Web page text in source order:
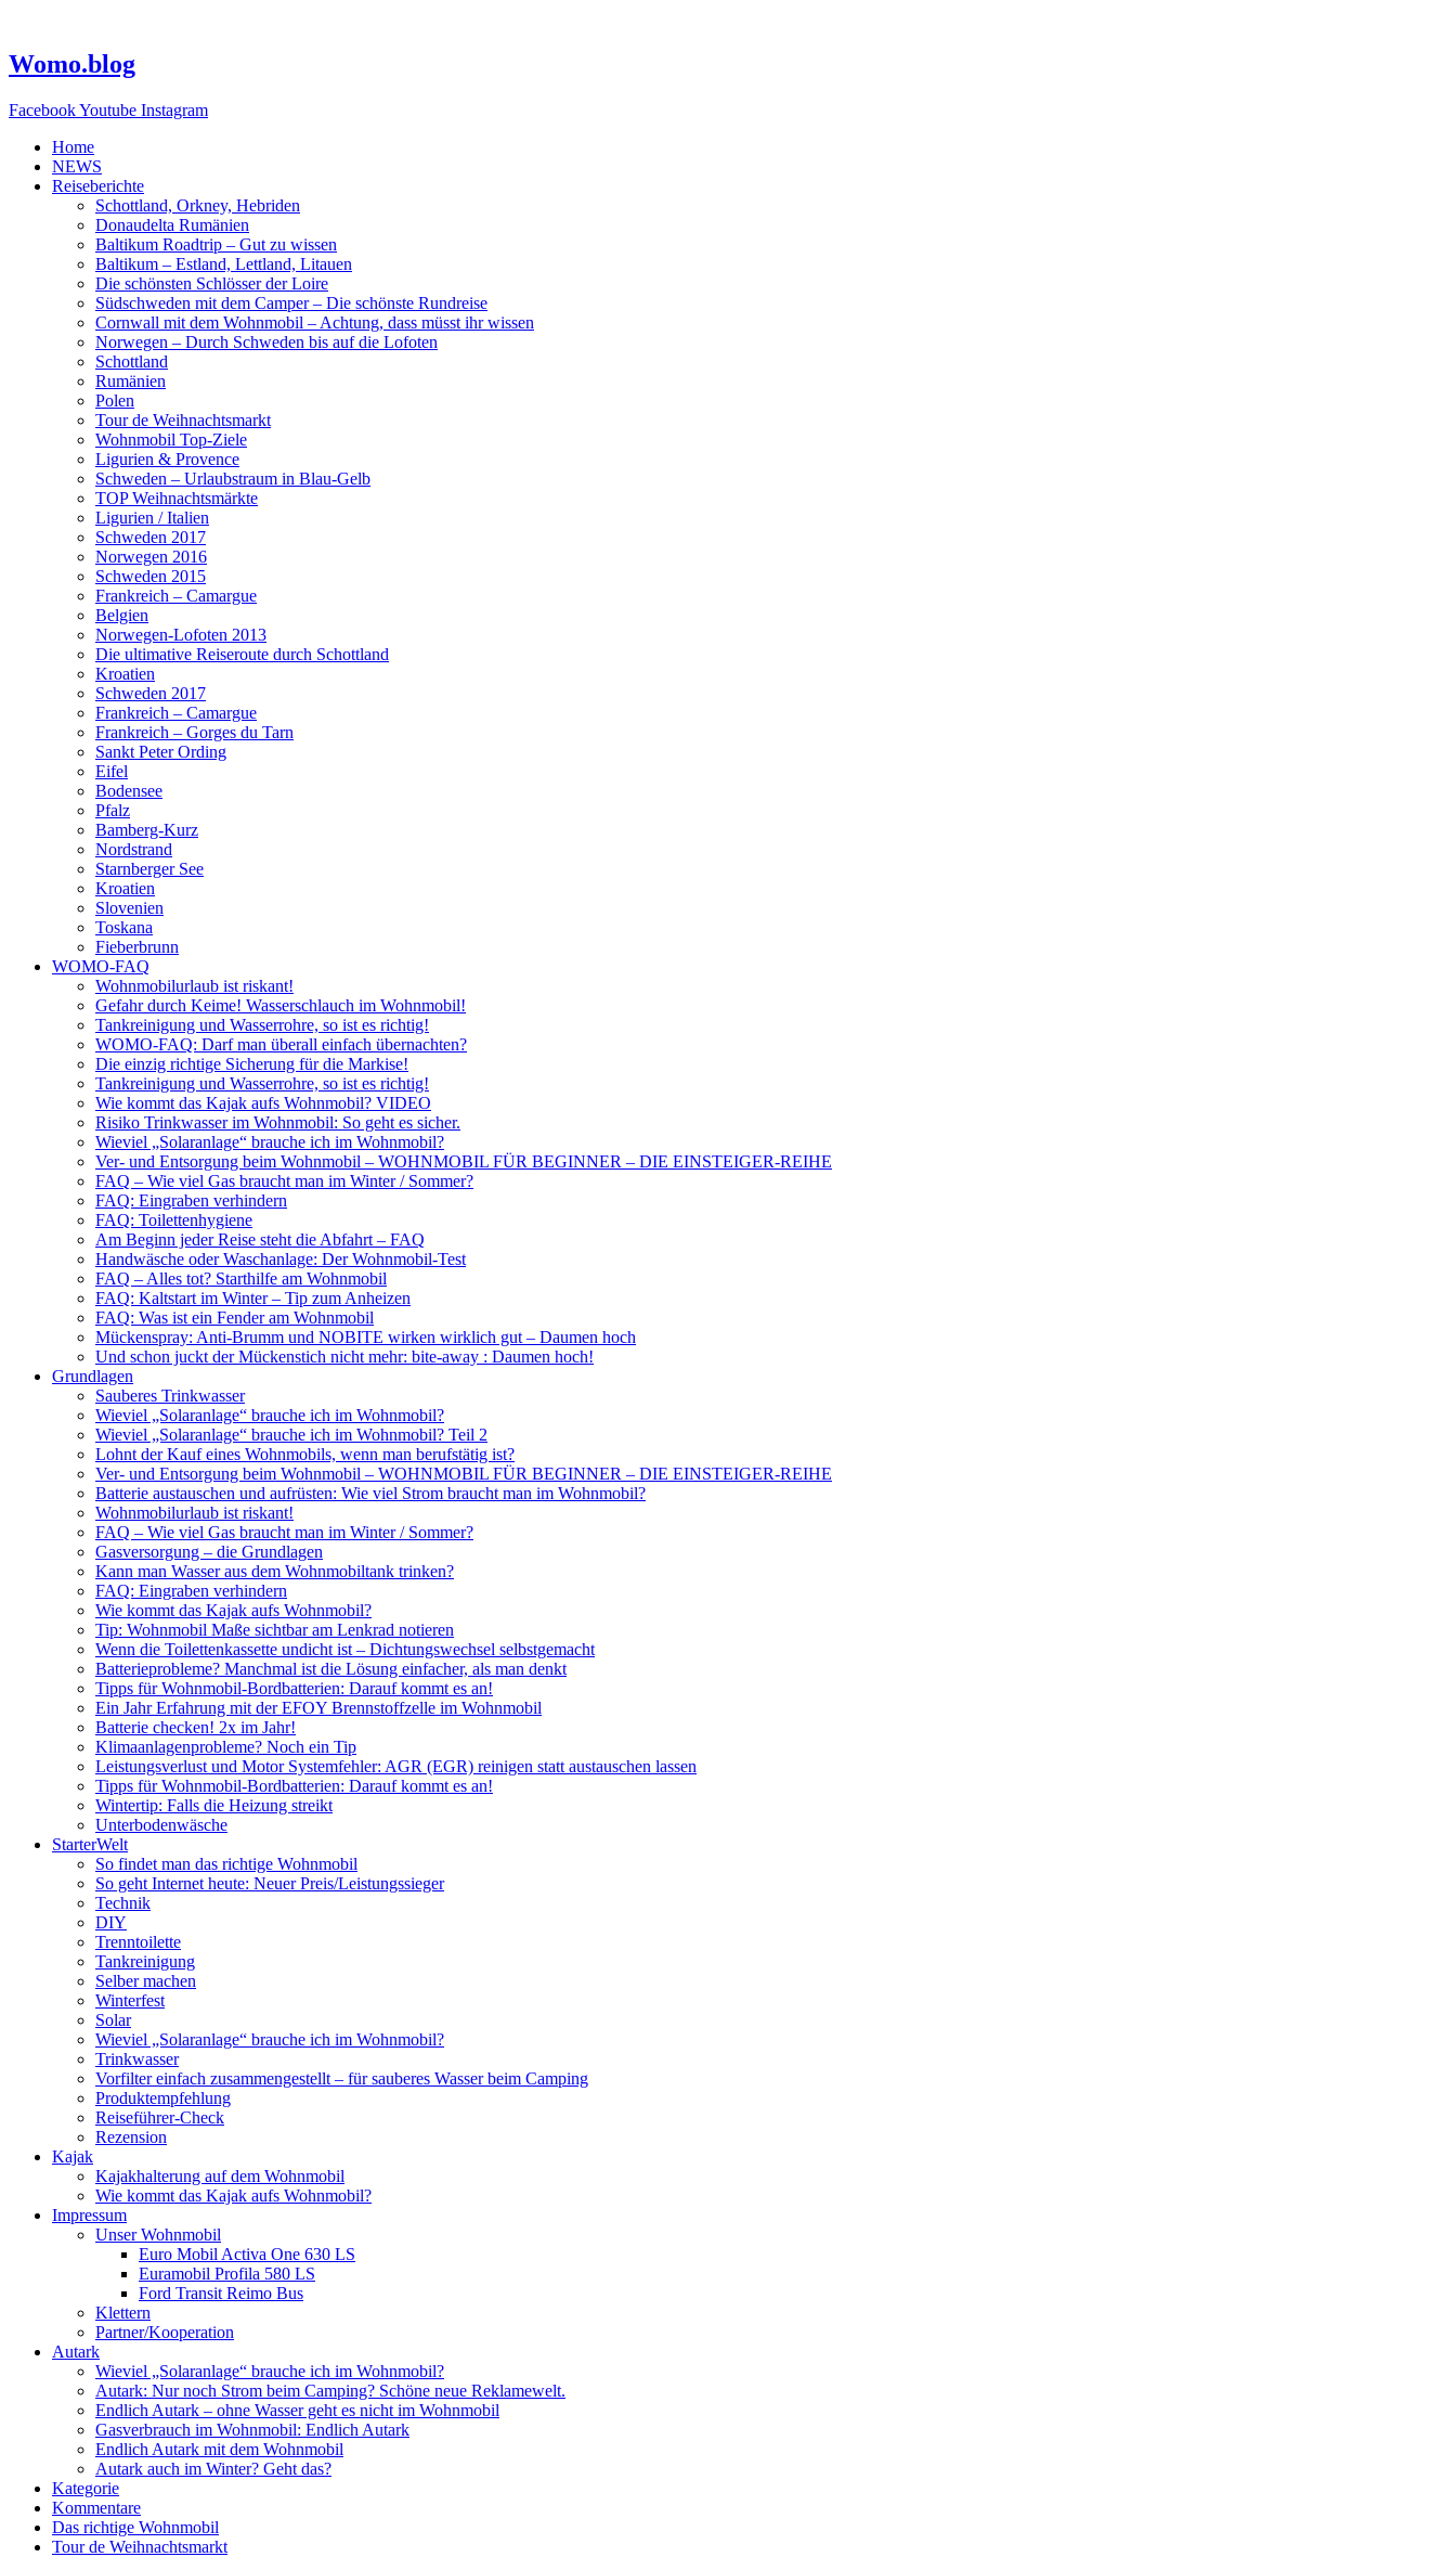
springen
Womo.blog
FacebookYoutube Instagram
Home
NEWS
Reiseberichte
Schottland, Orkney, Hebriden
Donaudelta Rumänien
Baltikum Roadtrip – Gut zu wissen
Baltikum – Estland, Lettland, Litauen
Die schönsten Schlösser der Loire
Südschweden mit dem Camper – Die schönste Rundreise
Cornwall mit dem Wohnmobil – Achtung, dass müsst ihr wissen
Norwegen – Durch Schweden bis auf die Lofoten
Schottland
Rumänien
Polen
Tour de Weihnachtsmarkt
Wohnmobil Top-Ziele
Ligurien & Provence
Schweden – Urlaubstraum in Blau-Gelb
TOP Weihnachtsmärkte
Ligurien / Italien
Schweden 2017
Norwegen 2016
Schweden 2015
Frankreich – Camargue
Belgien
Norwegen-Lofoten 2013
Die ultimative Reiseroute durch Schottland
Kroatien
Schweden 2017
Frankreich – Camargue
Frankreich – Gorges du Tarn
Sankt Peter Ording
Eifel
Bodensee
Pfalz
Bamberg-Kurz
Nordstrand
Starnberger See
Kroatien
Slovenien
Toskana
Fieberbrunn
WOMO-FAQ
Wohnmobilurlaub ist riskant!
Gefahr durch Keime! Wasserschlauch im Wohnmobil!
Tankreinigung und Wasserrohre, so ist es richtig!
WOMO-FAQ: Darf man überall einfach übernachten?
Die einzig richtige Sicherung für die Markise!
Tankreinigung und Wasserrohre, so ist es richtig!
Wie kommt das Kajak aufs Wohnmobil? VIDEO
Risiko Trinkwasser im Wohnmobil: So geht es sicher.
Wieviel „Solaranlage“ brauche ich im Wohnmobil?
Ver- und Entsorgung beim Wohnmobil – WOHNMOBIL FÜR BEGINNER – DIE EINSTEIGER-REIHE
FAQ – Wie viel Gas braucht man im Winter / Sommer?
FAQ: Eingraben verhindern
FAQ: Toilettenhygiene
Am Beginn jeder Reise steht die Abfahrt – FAQ
Handwäsche oder Waschanlage: Der Wohnmobil-Test
FAQ – Alles tot? Starthilfe am Wohnmobil
FAQ: Kaltstart im Winter – Tip zum Anheizen
FAQ: Was ist ein Fender am Wohnmobil
Mückenspray: Anti-Brumm und NOBITE wirken wirklich gut – Daumen hoch
Und schon juckt der Mückenstich nicht mehr: bite-away : Daumen hoch!
Grundlagen
Sauberes Trinkwasser
Wieviel „Solaranlage“ brauche ich im Wohnmobil?
Wieviel „Solaranlage“ brauche ich im Wohnmobil? Teil 2
Lohnt der Kauf eines Wohnmobils, wenn man berufstätig ist?
Ver- und Entsorgung beim Wohnmobil – WOHNMOBIL FÜR BEGINNER – DIE EINSTEIGER-REIHE
Batterie austauschen und aufrüsten: Wie viel Strom braucht man im Wohnmobil?
Wohnmobilurlaub ist riskant!
FAQ – Wie viel Gas braucht man im Winter / Sommer?
Gasversorgung – die Grundlagen
Kann man Wasser aus dem Wohnmobiltank trinken?
FAQ: Eingraben verhindern
Wie kommt das Kajak aufs Wohnmobil?
Tip: Wohnmobil Maße sichtbar am Lenkrad notieren
Wenn die Toilettenkassette undicht ist – Dichtungswechsel selbstgemacht
Batterieprobleme? Manchmal ist die Lösung einfacher, als man denkt
Tipps für Wohnmobil-Bordbatterien: Darauf kommt es an!
Ein Jahr Erfahrung mit der EFOY Brennstoffzelle im Wohnmobil
Batterie checken! 2x im Jahr!
Klimaanlagenprobleme? Noch ein Tip
Leistungsverlust und Motor Systemfehler: AGR (EGR) reinigen statt austauschen lassen
Tipps für Wohnmobil-Bordbatterien: Darauf kommt es an!
Wintertip: Falls die Heizung streikt
Unterbodenwäsche
StarterWelt
So findet man das richtige Wohnmobil
So geht Internet heute: Neuer Preis/Leistungssieger
Technik
DIY
Trenntoilette
Tankreinigung
Selber machen
Winterfest
Solar
Wieviel „Solaranlage“ brauche ich im Wohnmobil?
Trinkwasser
Vorfilter einfach zusammengestellt – für sauberes Wasser beim Camping
Produktempfehlung
Reiseführer-Check
Rezension
Kajak
Kajakhalterung auf dem Wohnmobil
Wie kommt das Kajak aufs Wohnmobil?
Impressum
Unser Wohnmobil
Euro Mobil Activa One 630 LS
Euramobil Profila 580 LS
Ford Transit Reimo Bus
Klettern
Partner/Kooperation
Autark
Wieviel „Solaranlage“ brauche ich im Wohnmobil?
Autark: Nur noch Strom beim Camping? Schöne neue Reklamewelt.
Endlich Autark – ohne Wasser geht es nicht im Wohnmobil
Gasverbrauch im Wohnmobil: Endlich Autark
Endlich Autark mit dem Wohnmobil
Autark auch im Winter? Geht das?
Kategorie
Kommentare
Das richtige Wohnmobil
Tour de Weihnachtsmarkt